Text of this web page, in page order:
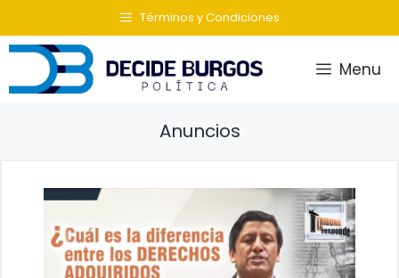
al
contenido
Términos y Condiciones
Menu
Anuncios